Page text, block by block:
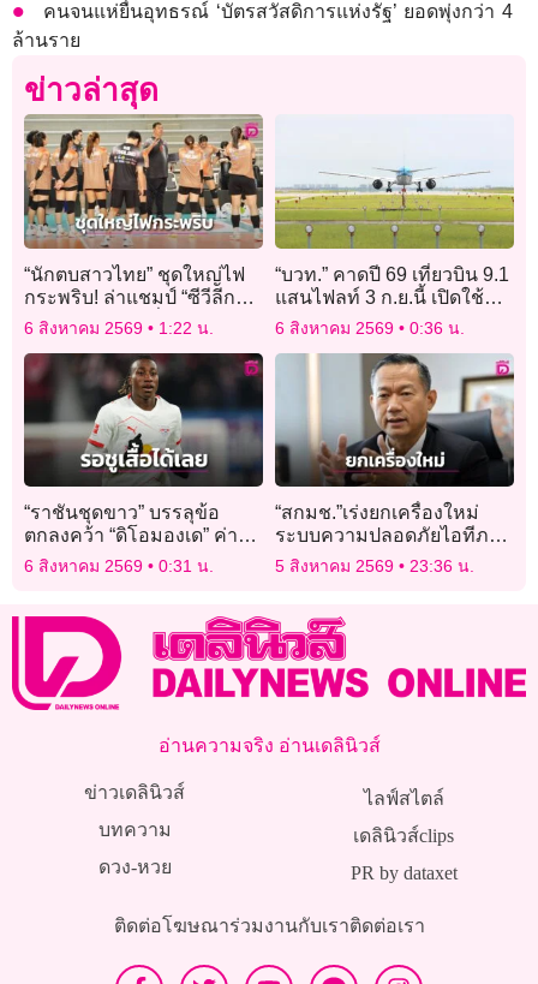
คนจนแห่ยื่นอุทธรณ์ ‘บัตรสวัสดิการแห่งรัฐ’ ยอดพุ่งกว่า 4
ล้านราย
ข่าวล่าสุด
“นักตบสาวไทย” ชุดใหญ่ไฟ
กระพริบ! ล่าแชมป์ “ซีวีลีก
2026” สนาม 2 ที่เชียงใหม่
6 สิงหาคม 2569 1:22 น.
“บวท.” คาดปี 69 เที่ยวบิน 9.1
แสนไฟลท์ 3 ก.ย.นี้ เปิดใช้
เส้นทางบินใหม่ “ไทย-จีน”
6 สิงหาคม 2569 0:36 น.
“ราชันชุดขาว” บรรลุข้อ
ตกลงคว้า “ดิโอมองเด” ค่าตัว
140 ล้านยูโร
6 สิงหาคม 2569 0:31 น.
“สกมช.”เร่งยกเครื่องใหม่
ระบบความปลอดภัยไอทีภาค
รัฐ 300 กรม ป้องกันข้อมูล
5 สิงหาคม 2569 23:36 น.
อ่านความจริง อ่านเดลินิวส์
ข่าวเดลินิวส์
บทความ
ดวง-หวย
ไลฟ์สไตล์
เดลินิวส์clips
PR by dataxet
ติดต่อโฆษณาร่วมงานกับเราติดต่อเรา